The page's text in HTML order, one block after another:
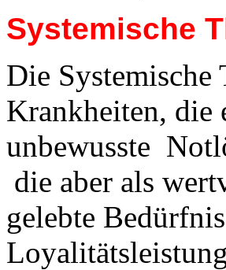
Systemische
Die Systemische
Krankheiten, die
unbewusste
die aber als
gelebte